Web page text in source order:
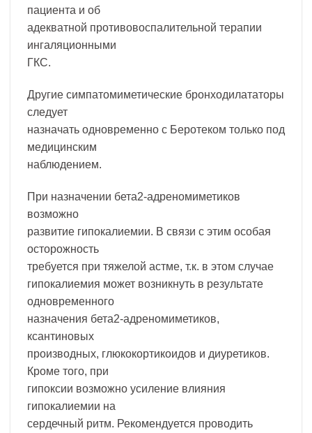
пациента и об
адекватной противовоспалительной терапии
ингаляционными
ГКС.
Другие симпатомиметические бронходилататоры
следует
назначать одновременно с Беротеком только под
медицинским
наблюдением.
При назначении бета2-адреномиметиков
возможно
развитие гипокалиемии. В связи с этим особая
осторожность
требуется при тяжелой астме, т.к. в этом случае
гипокалиемия может возникнуть в результате
одновременного
назначения бета2-адреномиметиков,
ксантиновых
производных, глюкокортикоидов и диуретиков.
Кроме того, при
гипоксии возможно усиление влияния
гипокалиемии на
сердечный ритм. Рекомендуется проводить